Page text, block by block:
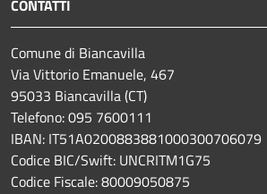
CONTATTI
Comune di Biancavilla
Via Vittorio Emanuele, 467
95033 Biancavilla (CT)
Telefono: 095 7600111
IBAN: IT51A0200883881000300706079
Codice BIC/Swift: UNCRITM1G75
Codice Fiscale: 80009050875